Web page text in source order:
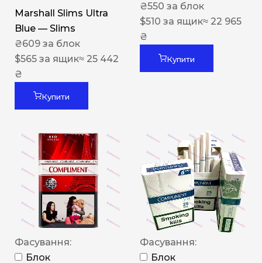
Marshall Slims Ultra
Blue — Slims
₴609 за блок
$565 за ящик≈ 25 442
₴
Купити
₴550 за блок
$510 за ящик≈ 22 965
₴
Купити
Фасування:
Блок
Фасування:
Блок